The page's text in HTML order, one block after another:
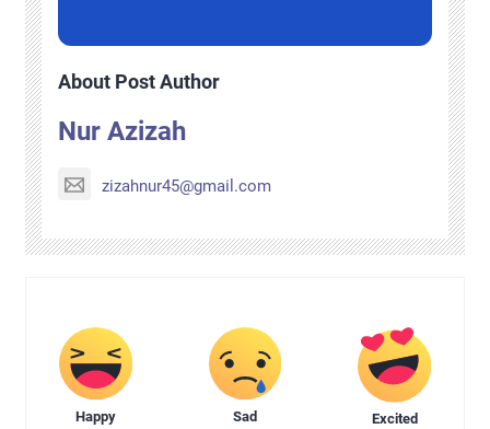
About Post Author
Nur Azizah
zizahnur45@gmail.com
Happy Sad Excited